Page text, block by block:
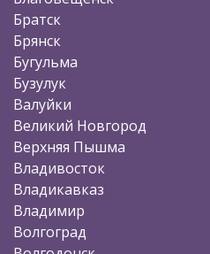
Братск
Брянск
Бугульма
Бузулук
Валуйки
Великий Новгород
Верхняя Пышма
Владивосток
Владикавказ
Владимир
Волгоград